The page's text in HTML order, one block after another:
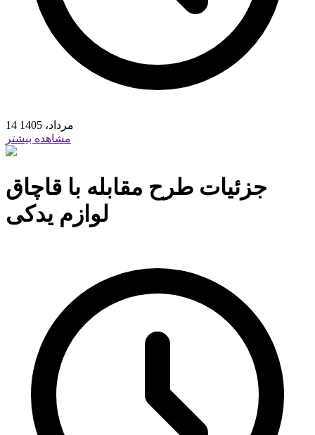
14 مرداد، 1405
مشاهده بیشتر
جزئیات طرح مقابله با قاچاق
لوازم یدکی